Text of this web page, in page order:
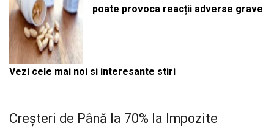
poate provoca reacții adverse grave
Vezi cele mai noi si interesante stiri
Creșteri de Până la 70% la Impozite